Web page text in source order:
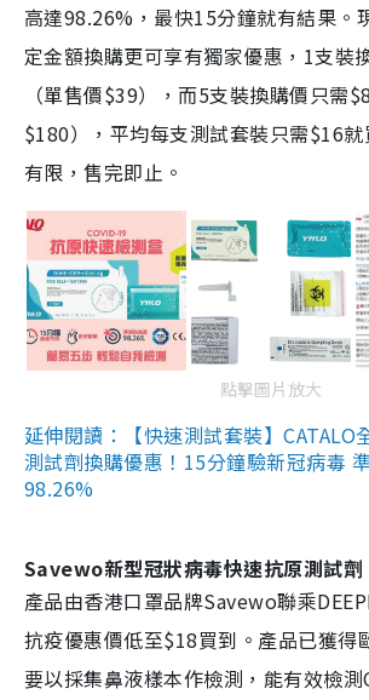
高達98.26%，最快15分鐘就有結果。
定金額換購更可享有獨家優惠，1支裝
（單售價$39），而5支裝換購價只需
$180），平均每支測試套裝只需$16
有限，售完即止。
點擊圖片放大
延伸閱讀：【快速測試套裝】CATALO
測試劑換購優惠！15分鐘驗新冠病毒
98.26%
Savewo新型冠狀病毒快速抗原測試劑
產品由香港口罩品牌Savewo聯乘
抗疫優惠價低至$18買到。產品已獲得
要以採集鼻液樣本作檢測，能有效檢